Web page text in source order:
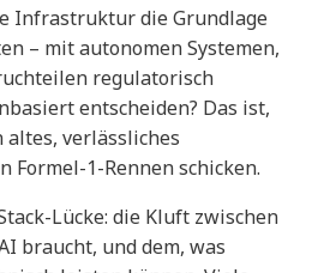
Infrastruktur die Grundlage
– mit autonomen Systemen,
regulatorisch
entscheiden? Das ist,
verlässliches
Formel-1-Rennen schicken.
Lücke: die Kluft zwischen
braucht, und dem, was